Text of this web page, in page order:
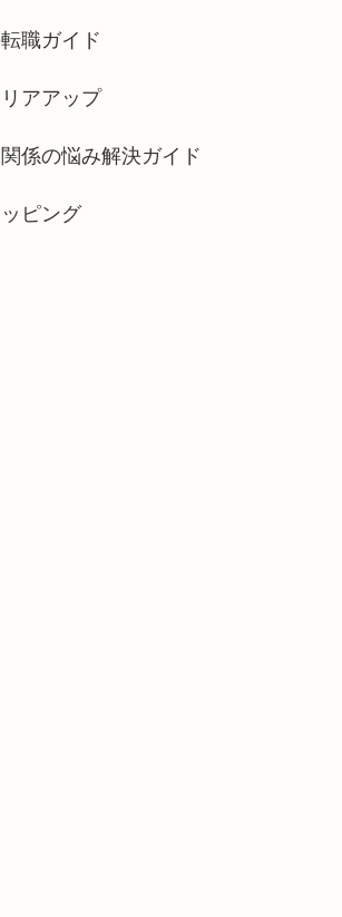
職ガイド
アアップ
係の悩み解決ガイド
ピング